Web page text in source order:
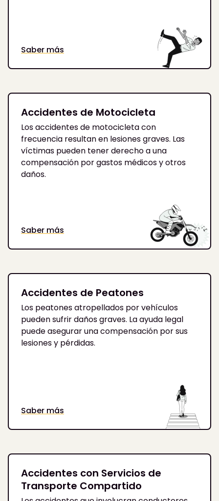
Saber más
Accidentes de Motocicleta
Los accidentes de motocicleta con
frecuencia resultan en lesiones graves. Las
víctimas pueden tener derecho a una
compensación por gastos médicos y otros
daños.
Saber más
Accidentes de Peatones
Los peatones atropellados por vehículos
pueden sufrir daños graves. La ayuda legal
puede asegurar una compensación por sus
lesiones y pérdidas.
Saber más
Accidentes con Servicios de
Transporte Compartido